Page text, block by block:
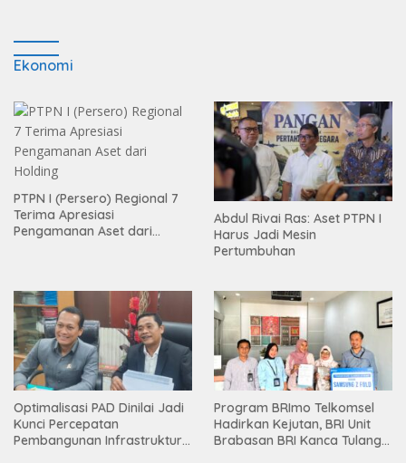
Ekonomi
PTPN I (Persero) Regional 7
Terima Apresiasi
Pengamanan Aset dari
Abdul Rivai Ras: Aset PTPN I
Harus Jadi Mesin
Pertumbuhan
Optimalisasi PAD Dinilai Jadi
Kunci Percepatan
Pembangunan Infrastruktur
Program BRImo Telkomsel
Hadirkan Kejutan, BRI Unit
Brabasan BRI Kanca Tulang